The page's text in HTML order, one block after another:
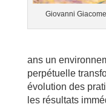
Giovanni
ans un
perpétuelle
évolution des
les résultats